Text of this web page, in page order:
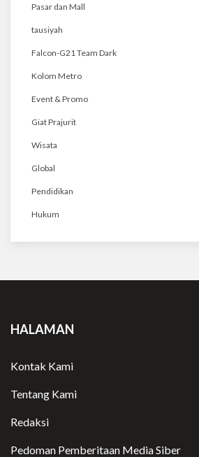
Pasar dan Mall
tausiyah
Falcon-G21 Team Dark
Kolom Metro
Event & Promo
Giat Prajurit
Wisata
Global
Pendidikan
Hukum
HALAMAN
Kontak Kami
Tentang Kami
Redaksi
Pedoman Pemberitaan Media Siber